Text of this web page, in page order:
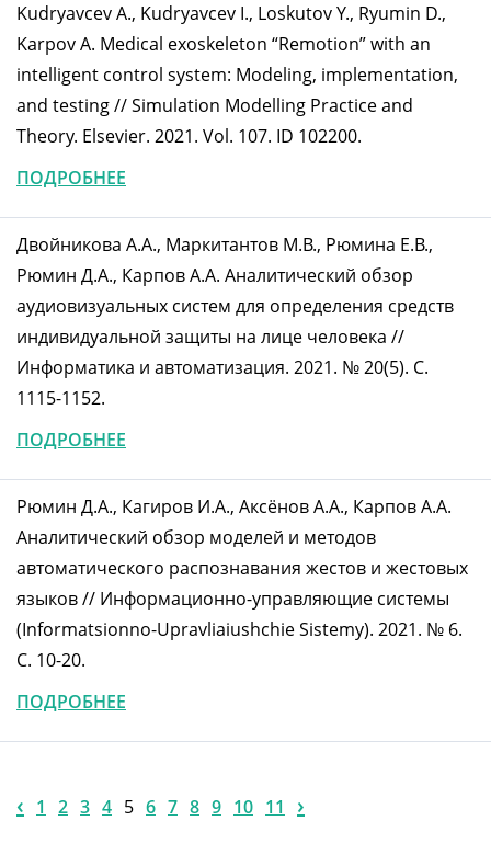
Kudryavcev A., Kudryavcev I., Loskutov Y., Ryumin D.,
Karpov A. Medical exoskeleton “Remotion” with an
intelligent control system: Modeling, implementation,
and testing // Simulation Modelling Practice and
Theory. Elsevier. 2021. Vol. 107. ID 102200.
ПОДРОБНЕЕ
Двойникова А.А., Маркитантов М.В., Рюмина Е.В.,
Рюмин Д.А., Карпов А.А. Аналитический обзор
аудиовизуальных систем для определения средств
индивидуальной защиты на лице человека //
Информатика и автоматизация. 2021. № 20(5). C.
1115-1152.
ПОДРОБНЕЕ
Рюмин Д.А., Кагиров И.А., Аксёнов А.А., Карпов А.А.
Аналитический обзор моделей и методов
автоматического распознавания жестов и жестовых
языков // Информационно-управляющие системы
(Informatsionno-Upravliaiushchie Sistemy). 2021. № 6.
C. 10-20.
ПОДРОБНЕЕ
‹ 1 2 3 4 5 6 7 8 9 10 11 ›